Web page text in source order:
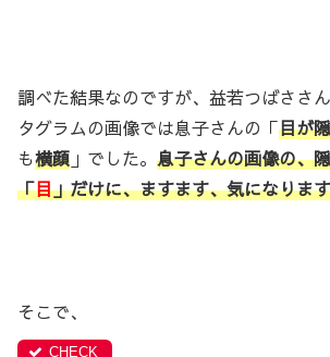
調べた結果なのですが、益若つばささ
タグラムの画像では息子さんの「目が
も横顔 」でした。 息子さんの画像の、
「目」だけに、ますます、気になりま
そこで、